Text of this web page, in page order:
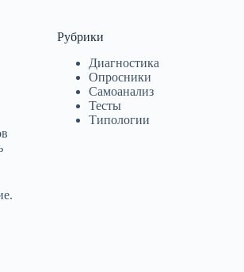
Рубрики
Диагностика
Опросники
Самоанализ
Тесты
Типологии